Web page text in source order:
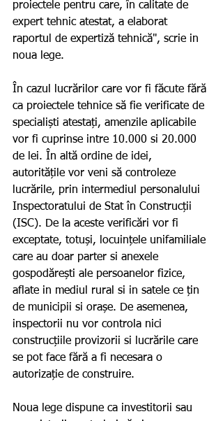
proiectele pentru care, în calitate de
expert tehnic atestat, a elaborat
raportul de expertiză tehnică", scrie in
noua lege.
În cazul lucrărilor care vor fi făcute fără
ca proiectele tehnice să fie verificate de
specialiști atestați, amenzile aplicabile
vor fi cuprinse intre 10.000 si 20.000
de lei. În altă ordine de idei,
autoritățile vor veni să controleze
lucrările, prin intermediul personalului
Inspectoratului de Stat în Construcții
(ISC). De la aceste verificări vor fi
exceptate, totuși, locuințele unifamiliale
care au doar parter si anexele
gospodărești ale persoanelor fizice,
aflate in mediul rural si in satele ce țin
de municipii si orașe. De asemenea,
inspectorii nu vor controla nici
construcțiile provizorii si lucrările care
se pot face fără a fi necesara o
autorizație de construire.
Noua lege dispune ca investitorii sau